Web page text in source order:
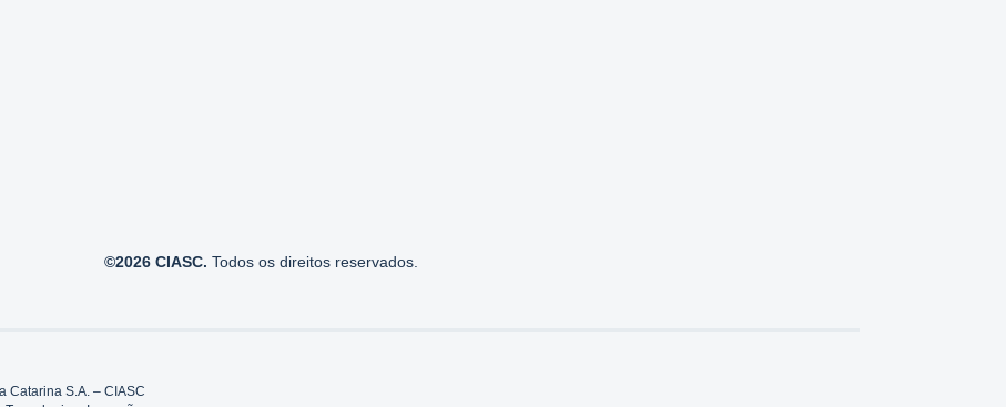
©2026 CIASC. Todos os direitos reservados.
Catarina S.A. – CIASC